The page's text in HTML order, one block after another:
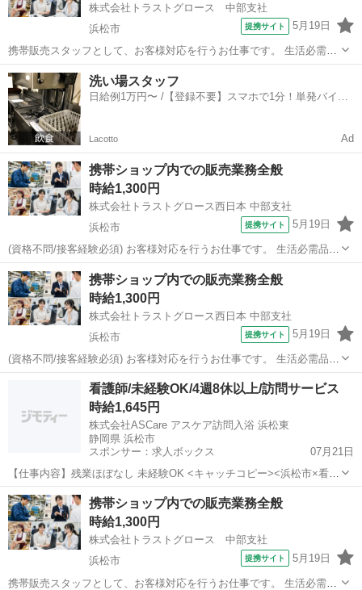
株式会社トラストグロース 中部支社
浜松市
提携サイト 5月19日
携帯販売スタッフとして、お客様対応を行うお仕事です。 生活必需品
の携帯電話を中心に充実した商材やサービスを取り扱い、多様化する
お客様のニーズにお応えしていきます。 今よりもっと楽しく豊でお得
に感じていただけるようにお客様をサ...
静岡 浜松市 携帯ショップ
洗い場スタッフ
日給例1万円〜 /【登録不要】スマホで1分！単発バイト
Lacotto Ad
携帯ショップ内での販売業務全般
時給1,300円
株式会社トラストグロース西日本 中部支社
浜松市
提携サイト 5月19日
(資格不問/接客経験必須) お客様対応を行うお仕事です。 生活必需品の
携帯電話を中心に充実した商材やサービスを取り扱い、多様化するお
客様のニーズにお応えしていきます。 今よりもっと楽しく豊でお得に
感じていただけるようにお客様...
静岡 浜松市 携帯ショップ
携帯ショップ内での販売業務全般
時給1,300円
株式会社トラストグロース西日本 中部支社
浜松市
提携サイト 5月19日
(資格不問/接客経験必須) お客様対応を行うお仕事です。 生活必需品の
携帯電話を中心に充実した商材やサービスを取り扱い、多様化するお
客様のニーズにお応えしていきます。 今よりもっと楽しく豊でお得に
感じていただけるようにお客様...
浜松市 携帯ショップ
看護師/未経験OK/4週8休以上/訪問サービス
時給1,645円
株式会社ASCare アスケア訪問入浴 浜松東
静岡県 浜松市
スポンサー：求人ボックス
07月21日
【仕事内容】残業ほぼなし 未経験OK <キャッチコピー><浜松市×看護
師><パート>訪問入浴の看護師 介護未経験者ブランクのある方も看護
師の資格を活かして働きませんか。Wワークにも! <お仕事内容><1.>
訪問入浴車に同乗し、お客...
アルバイト・パート
携帯ショップ内での販売業務全般
時給1,300円
株式会社トラストグロース 中部支社
浜松市
提携サイト 5月19日
携帯販売スタッフとして、お客様対応を行うお仕事です。 生活必需品